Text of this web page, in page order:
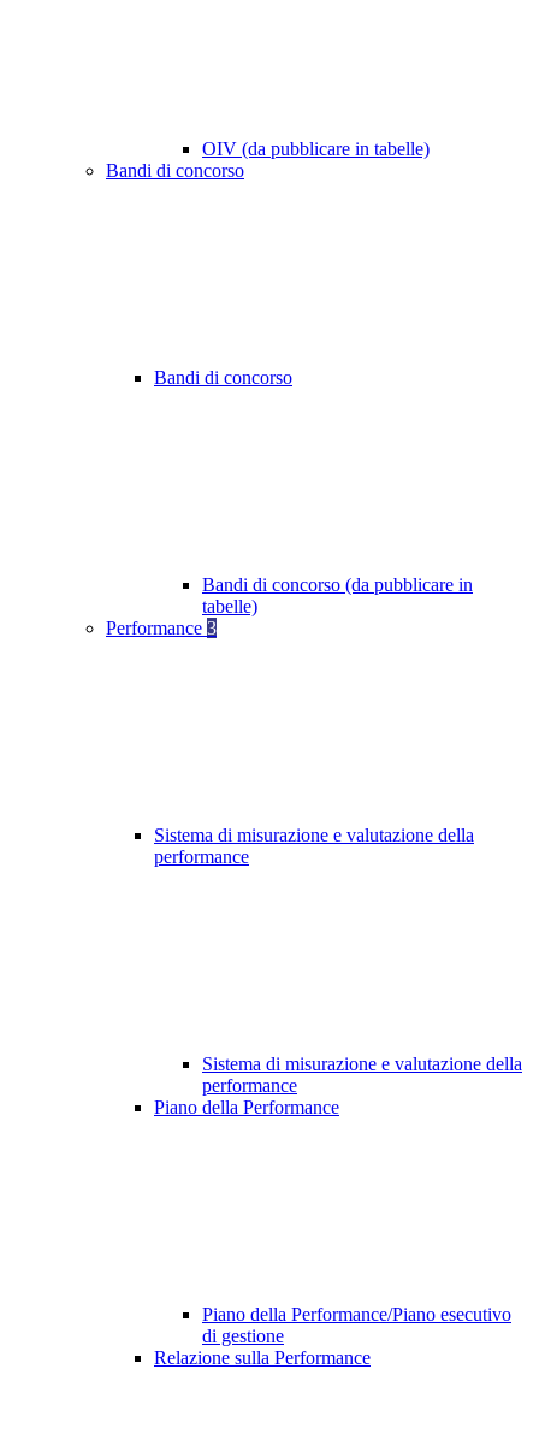
OIV (da pubblicare in tabelle)
Bandi di concorso
Bandi di concorso
Bandi di concorso (da pubblicare in
tabelle)
Performance 3
Sistema di misurazione e valutazione della
performance
Sistema di misurazione e valutazione della
performance
Piano della Performance
Piano della Performance/Piano esecutivo
di gestione
Relazione sulla Performance